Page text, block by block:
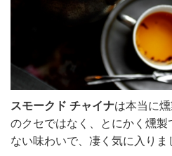
スモークド チャイナは本当に
のクセではなく、とにかく燻
ない味わいで、凄く気に入りま